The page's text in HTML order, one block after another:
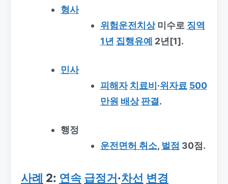
형사
위험운전치상미수로 징역
1년 집행유예 2년[1].
민사
피해자 치료비 ·위자료 500
만원 배상 판결.
행정
운전면허 취소, 벌점 30점.
사례 2: 연속 급정거·차선 변경